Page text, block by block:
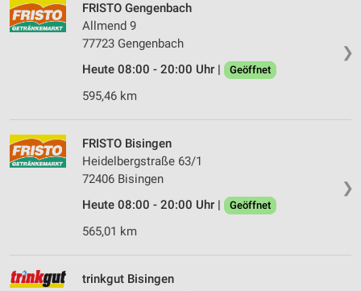
❯
FRISTO Gengenbach
Allmend 9
77723 Gengenbach
Heute 08:00 - 20:00 Uhr |
Geöffnet
595,46 km
❯
FRISTO Bisingen
Heidelbergstraße 63/1
72406 Bisingen
Heute 08:00 - 20:00 Uhr |
Geöffnet
565,01 km
trinkgut Bisingen
Verwendung reduzierter Daten zur Auswahl von
Werbeanzeigen
Erstellung von Profilen für personalisierte
Erstellung von Profilen zur Personalisierung
von Inhalten
Verwendung von Profilen zur Auswahl
Messung der Performance von Inhalten